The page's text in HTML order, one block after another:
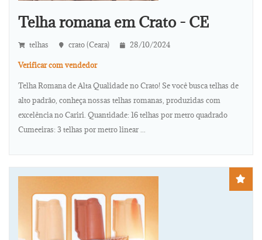
Telha romana em Crato - CE
telhas crato (Ceara) 28/10/2024
Verificar com vendedor
Telha Romana de Alta Qualidade no Crato! Se você busca telhas de
alto padrão, conheça nossas telhas romanas, produzidas com
excelência no Cariri. Quantidade: 16 telhas por metro quadrado
Cumeeiras: 3 telhas por metro linear ...